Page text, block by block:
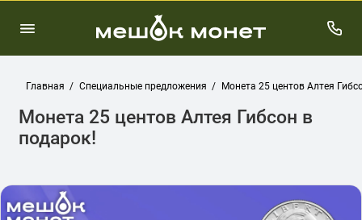
Главная Специальные предложения Монета 25 центов Алтея
Монета 25 центов Алтея Гибсон в
подарок!